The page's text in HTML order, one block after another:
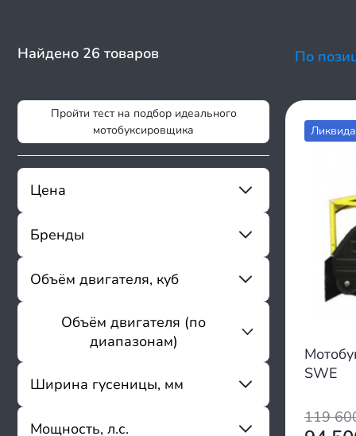
Найдено 26 товаров По
Пройти тест на подбор идеального
мотобуксировщика
Цена
От
Бренды
Sharmax
ABM
Baltmotors
Cronus
Forza
Horton
Объём двигателя, куб
До
Объём двигателя (по
диапазонам)
150 - 200
Ширина гусеницы, мм
От
Мощность, л.с.
SWE
119